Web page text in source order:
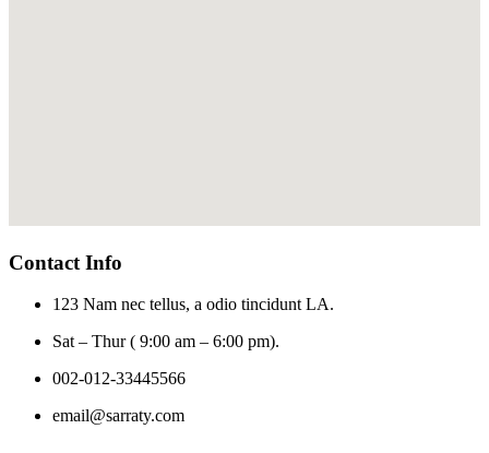
Contact Info
123 Nam nec tellus, a odio tincidunt LA.
Sat – Thur ( 9:00 am – 6:00 pm).
002-012-33445566
email@sarraty.com